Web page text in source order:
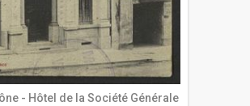
- Hôtel de la Société Générale